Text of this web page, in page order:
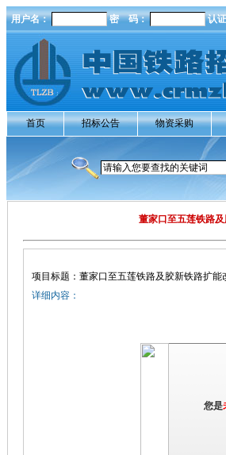
用户名： 密 码： 认
首页 招标公告 物资采购
董家口至五莲铁路
项目标题：董家口至五莲铁路及胶新铁路扩
详细内容：
您是